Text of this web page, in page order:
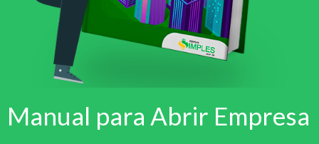
Manual para Abrir Empresa